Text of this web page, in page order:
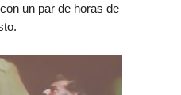
un par de horas de